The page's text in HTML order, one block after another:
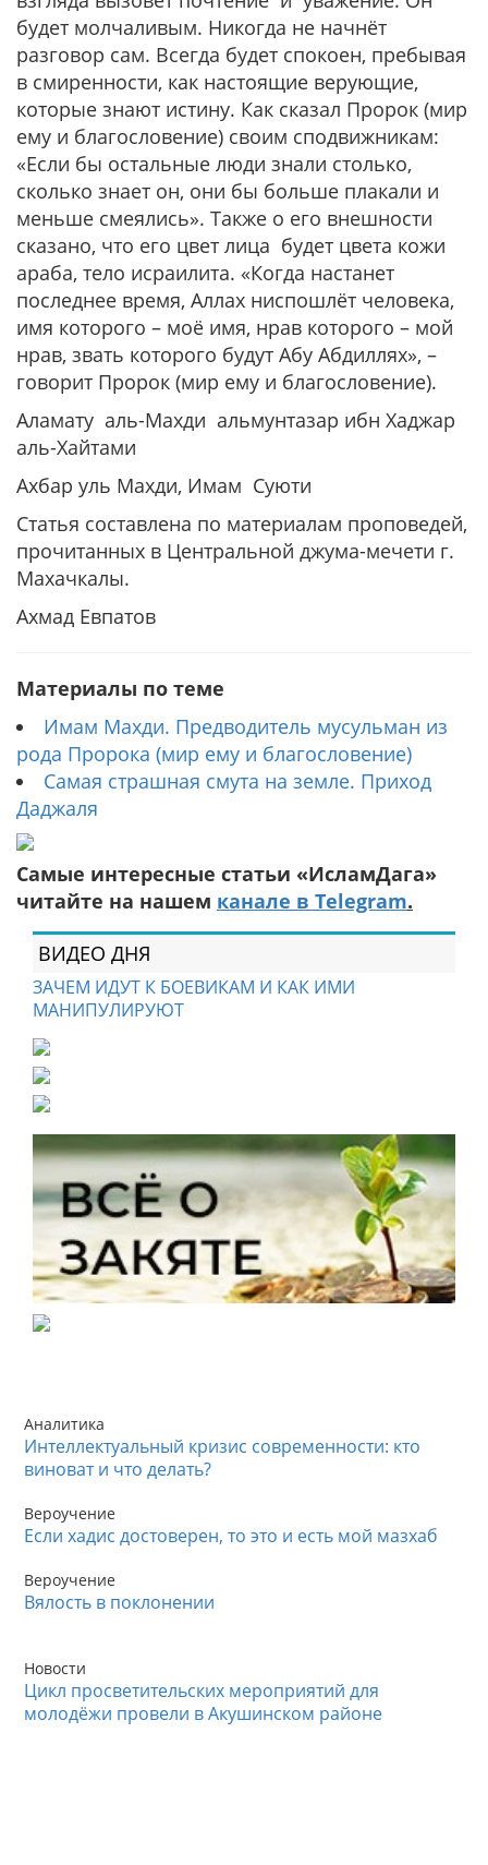
будет молчаливым. Никогда не начнёт
разговор сам. Всегда будет спокоен, пребывая
в смиренности, как настоящие верующие,
которые знают истину. Как сказал Пророк (мир
ему и благословение) своим сподвижникам:
«Если бы остальные люди знали столько,
сколько знает он, они бы больше плакали и
меньше смеялись». Также о его внешности
сказано, что его цвет лица будет цвета кожи
араба, тело исраилита. «Когда настанет
последнее время, Аллах ниспошлёт человека,
имя которого – моё имя, нрав которого – мой
нрав, звать которого будут Абу Абдиллях», –
говорит Пророк (мир ему и благословение).
Аламату аль-Махди альмунтазар ибн Хаджар
аль-Хайтами
Ахбар уль Махди, Имам Суюти
Статья составлена по материалам проповедей,
прочитанных в Центральной джума-мечети г.
Махачкалы.
Ахмад Евпатов
Материалы по теме
Имам Махди. Предводитель мусульман из
рода Пророка (мир ему и благословение)
Самая страшная смута на земле. Приход
Даджаля
Самые интересные статьи «ИсламДага»
читайте на нашем канале в Telegram.
ВИДЕО ДНЯ
ЗАЧЕМ ИДУТ К БОЕВИКАМ И КАК ИМИ
МАНИПУЛИРУЮТ
Аналитика
Интеллектуальный кризис современности: кто
виноват и что делать?
Вероучение
Если хадис достоверен, то это и есть мой мазхаб
Вероучение
Вялость в поклонении
Новости
Цикл просветительских мероприятий для
молодёжи провели в Акушинском районе